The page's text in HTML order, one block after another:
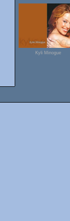
Kyli Minogue